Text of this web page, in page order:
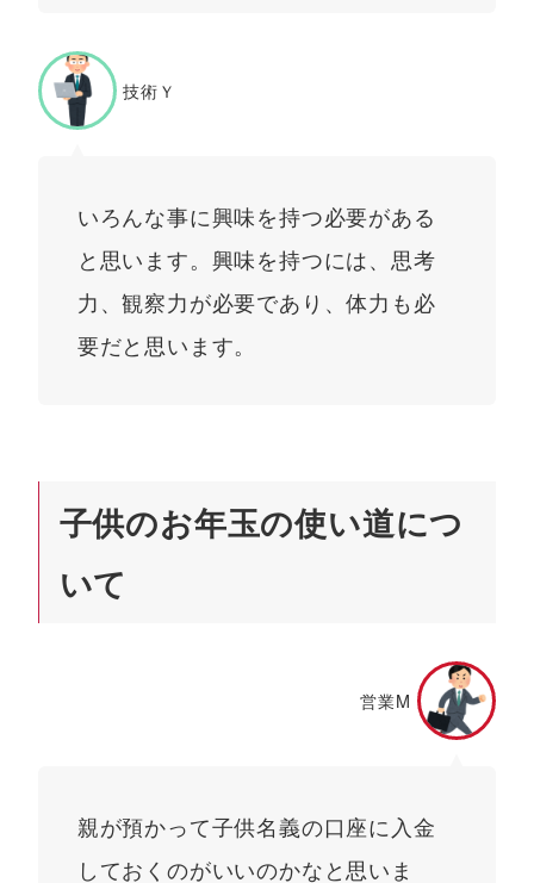
技術Ｙ
いろんな事に興味を持つ必要がある
と思います。興味を持つには、思考
力、観察力が必要であり、体力も必
要だと思います。
子供のお年玉の使い道につ
いて
営業M
親が預かって子供名義の口座に入金
しておくのがいいのかなと思いま